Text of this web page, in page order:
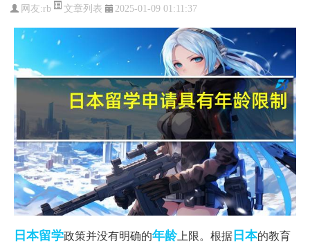
网友:rb 文章列表 2025-01-09 01:11:37
日本留学政策并没有明确的年龄上限。根据日本的教育